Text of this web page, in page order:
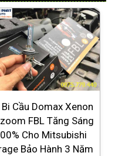
Cầu Domax Xenon
FBL Tăng Sáng
Cho Mitsubishi
Bảo Hành 3 Năm